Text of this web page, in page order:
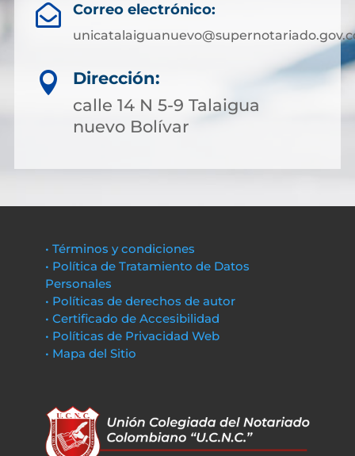
 Correo electrónico:

Dirección:
calle 14 N 5-9 Talaigua
nuevo Bolívar
• Términos y condiciones
• Política de Tratamiento de Datos
Personales
• Políticas de derechos de autor
• Certificado de Accesibilidad
• Políticas de Privacidad Web
• Mapa del Sitio